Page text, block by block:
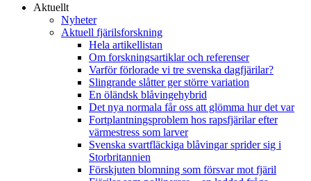
Aktuellt
Nyheter
Aktuell fjärilsforskning
Hela artikellistan
Om forskningsartiklar och referenser
Varför förlorade vi tre svenska dagfjärilar?
Slingrande slåtter ger större variation
En öländsk blåvingehybrid
Det nya normala får oss att glömma hur det var
Fortplantningsproblem hos rapsfjärilar efter
värmestress som larver
Svenska svartfläckiga blåvingar sprider sig i
Storbritannien
Förskjuten blomning som försvar mot fjäril